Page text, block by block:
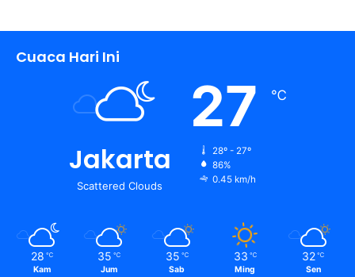
Cuaca Hari Ini
Jakarta
Scattered Clouds
27 ℃
28º - 27º
86%
0.45 km/h
28 ℃
Kam
35 ℃
Jum
35 ℃
Sab
33 ℃
Ming
32 ℃
Sen